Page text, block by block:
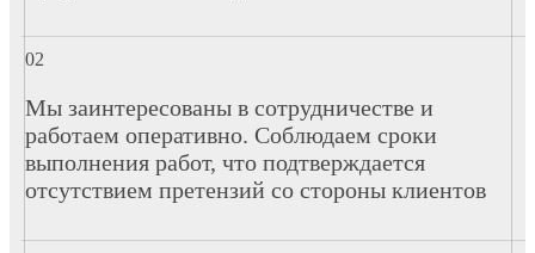
Мы заинтересованы в сотрудничестве и
работаем оперативно. Соблюдаем сроки
выполнения работ, что подтверждается
отсутствием претензий со стороны клиентов